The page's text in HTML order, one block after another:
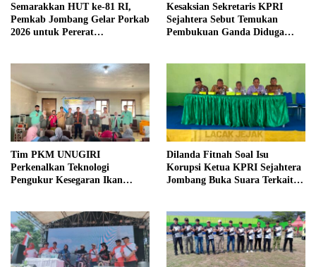
Semarakkan HUT ke-81 RI,
Pemkab Jombang Gelar Porkab
2026 untuk Pererat
Kesaksian Sekretaris KPRI
Sejahtera Sebut Temukan
Pembukuan Ganda Diduga
Tim PKM UNUGIRI
Perkenalkan Teknologi
Pengukur Kesegaran Ikan
Dilanda Fitnah Soal Isu
Korupsi Ketua KPRI Sejahtera
Jombang Buka Suara Terkait